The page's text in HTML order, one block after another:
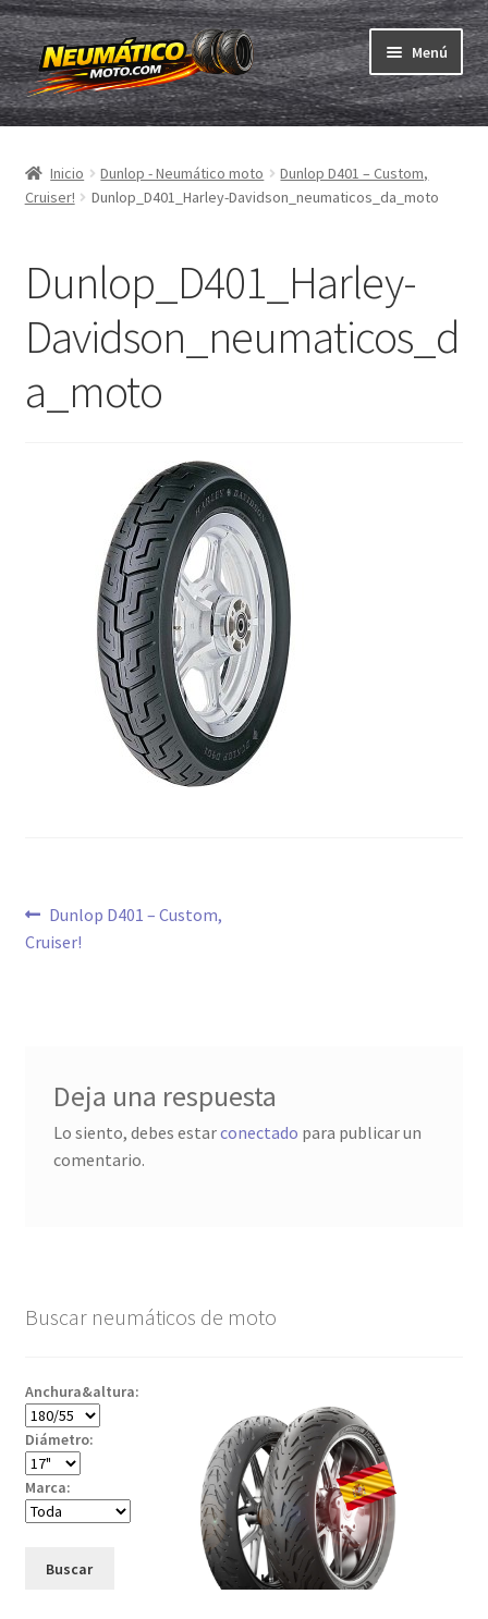
Ir
a
la
navegación
Ir
al
contenido
Menú
Neumáticos
menú
hijo
Cámaras & cintas
el
ABC
menú
Marcas
Pruebas
Inicio Dunlop - Neumático moto
Dunlop D401 – Custom,
Cruiser!
Dunlop_D401_Harley-Davidson_neumaticos_da_moto
Dunlop_D401_Harley-
Davidson_neumaticos_d
a_moto
Navegación
de
Anterior:
Dunlop D401 – Custom,
Cruiser!
Deja una respuesta
Lo siento, debes estarconectado para publicar un
comentario.
Buscar neumáticos de moto
Anchura&altura:
Diámetro:
Marca:
Buscar